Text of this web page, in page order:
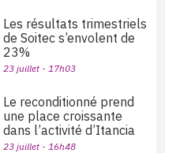
Les résultats trimestriels
de Soitec s’envolent de
23%
23 juillet - 17h03
Le reconditionné prend
une place croissante
dans l’activité d’Itancia
23 juillet - 16h48